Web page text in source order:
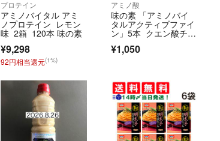
プロテイン
アミノバイタル アミ
ノプロテイン レモン
味 2箱 120本 味の素
¥9,298
92円相当還元(1%)
アミノ酸
味の素 「アミノバイ
タルアクティブファイ
ン」5本 クエン酸チャ
ージ5本
¥1,050